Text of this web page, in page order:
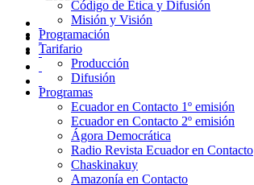
Código de Ética y Difusión
Misión y Visión
Programación
Tarifario
Producción
Difusión
Programas
Ecuador en Contacto 1º emisión
Ecuador en Contacto 2º emisión
Ágora Democrática
Radio Revista Ecuador en Contacto
Chaskinakuy
Amazonía en Contacto